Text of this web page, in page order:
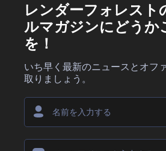
レンダーフォレスト
ルマガジンにどうか
を！
いち早く最新のニュースとオフ
取りましょう。